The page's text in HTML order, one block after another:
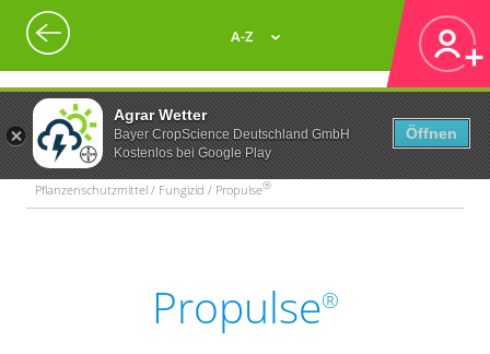
Agrar Wetter
Bayer CropScience Deutschland GmbH
Kostenlos bei Google Play
Öffnen
A-Z
Pflanzenschutzmittel / Fungizid / Propulse®
Propulse®